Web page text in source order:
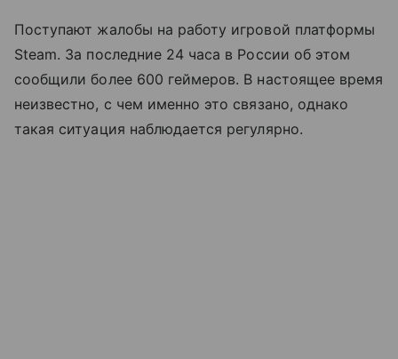
Поступают жалобы на работу игровой платформы
Steam. За последние 24 часа в России об этом
сообщили более 600 геймеров. В настоящее время
неизвестно, с чем именно это связано, однако
такая ситуация наблюдается регулярно.